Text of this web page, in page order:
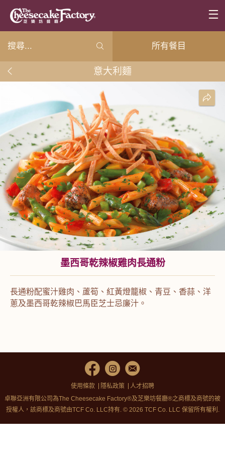
所有餐目
意大利麵
墨西哥乾辣椒雞肉長通粉
長通粉配蜜汁雞肉、蘆筍、紅黃燈籠椒、青豆、香蒜、洋
蔥及墨西哥乾辣椒巴馬臣芝士忌廉汁。
使用條款 隱私政策
人才招聘
卓聯亞洲有限公司為The Cheesecake Factory®及芝樂坊餐廳®之商標及商號的被
授權人，該商標及商號由TCF Co. LLC持有. © 2026 TCF Co. LLC 保留所有權利.